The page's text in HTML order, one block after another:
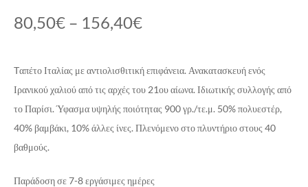
80,50€ – 156,40€
Tαπέτο Ιταλίας με αντιολισθιτική επιφάνεια. Ανακατασκευή ενός
Ιρανικού χαλιού από τις αρχές του 21ου αίωνα. Ιδιωτικής συλλογής από
το Παρίσι. Ύφασμα υψηλής ποιότητας 900 γρ./τε.μ. 50% πολυεστέρ,
40% βαμβάκι, 10% άλλες ίνες. Πλενόμενο στο πλυντήριο στους 40
βαθμούς.
Παράδοση σε 7-8 εργάσιμες ημέρες